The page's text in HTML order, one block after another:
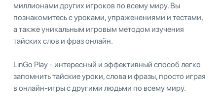
миллионами других игроков по всему миру. Вы
познакомитесь с уроками, упраженениями и тестами,
а также уникальным игровым методом изучения
тайских слов и фраз онлайн.
LinGo Play - интересный и эффективный способ легко
запомнить тайские уроки, слова и фразы, просто играя
в онлайн-игры с другими людьми по всему миру.